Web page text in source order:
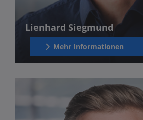
Lienhard Siegmund
Mehr Informationen